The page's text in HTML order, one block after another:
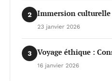
2 Immersion culturelle
23 janvier 2026
3 Voyage éthique :
16 janvier 2026